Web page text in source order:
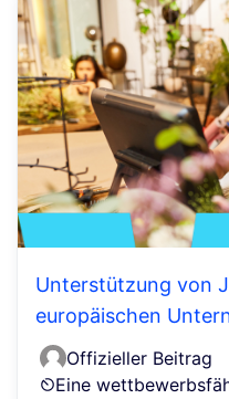
Unterstützung von
europäischen
Offizieller Beitrag
Eine